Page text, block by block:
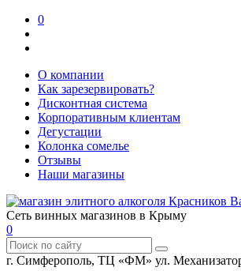
0
О компании
Как зарезервировать?
Дисконтная система
Корпоративным клиентам
Дегустации
Колонка сомелье
Отзывы
Наши магазины
Сеть винных магазинов в Крыму
0
г. Симферополь, ТЦ «ФМ» ул.